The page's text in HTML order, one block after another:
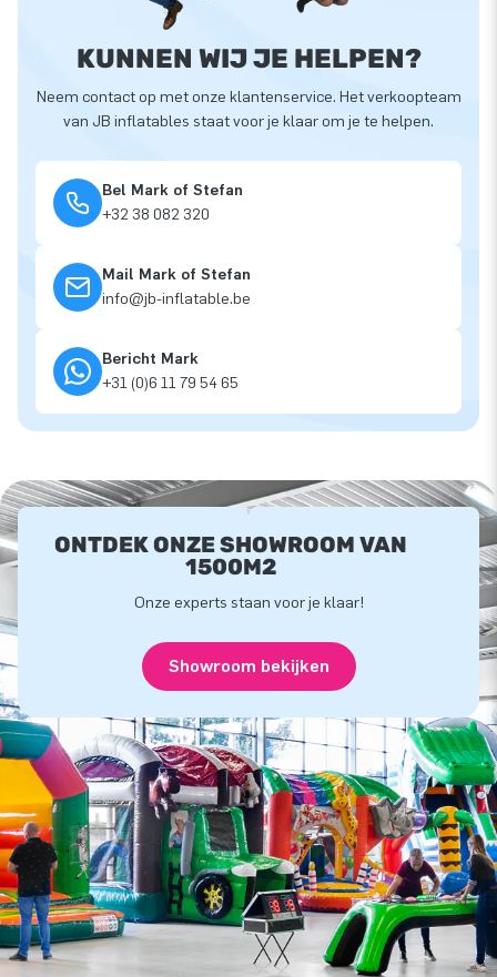
KUNNEN WIJ JE HELPEN?
Neem contact op met onze klantenservice. Het verkoopteam
van JB inflatables staat voor je klaar om je te helpen.
Bel Mark of Stefan
+32 38 082 320
Mail Mark of Stefan
info@jb-inflatable.be
Bericht Mark
+31 (0)6 11 79 54 65
ONTDEK ONZE SHOWROOM VAN
1500M2
Onze experts staan voor je klaar!
Showroom bekijken